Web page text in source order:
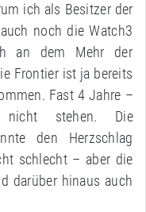
ich als Besitzer der
noch die Watch3
an dem Mehr der
Frontier ist ja bereits
Fast 4 Jahre –
stehen. Die
den Herzschlag
schlecht – aber die
darüber hinaus auch